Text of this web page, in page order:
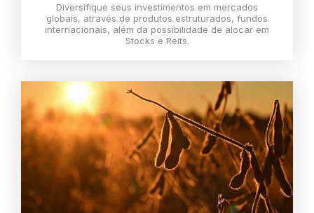
Diversifique seus investimentos em mercados
globais, através de produtos estruturados, fundos
internacionais, além da possibilidade de alocar em
Stocks e Reits.